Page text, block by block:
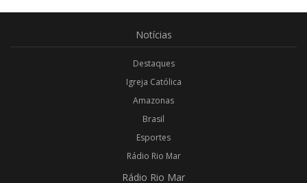
Notícias
Destaques
Igreja Católica
Amazonas
Brasil
Esportes
Rádio Rio Mar
Rádio Rio Mar